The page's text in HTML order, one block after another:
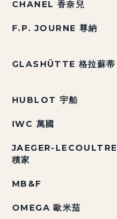
CHANEL 香奈兒
F.P. JOURNE 尊納
GLASHÜTTE 格拉蘇蒂
HUBLOT 宇舶
IWC 萬國
JAEGER-LECOULTRE
積家
MB&F
OMEGA 歐米茄